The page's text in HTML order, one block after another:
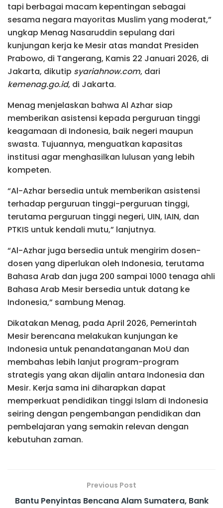
tapi berbagai macam kepentingan sebagai
sesama negara mayoritas Muslim yang moderat,”
ungkap Menag Nasaruddin sepulang dari
kunjungan kerja ke Mesir atas mandat Presiden
Prabowo, di Tangerang, Kamis 22 Januari 2026, di
Jakarta, dikutip syariahnow.com, dari
kemenag.go.id, di Jakarta.
Menag menjelaskan bahwa Al Azhar siap
memberikan asistensi kepada perguruan tinggi
keagamaan di Indonesia, baik negeri maupun
swasta. Tujuannya, menguatkan kapasitas
institusi agar menghasilkan lulusan yang lebih
kompeten.
“Al-Azhar bersedia untuk memberikan asistensi
terhadap perguruan tinggi-perguruan tinggi,
terutama perguruan tinggi negeri, UIN, IAIN, dan
PTKIS untuk kendali mutu,” lanjutnya.
“Al-Azhar juga bersedia untuk mengirim dosen-
dosen yang diperlukan oleh Indonesia, terutama
Bahasa Arab dan juga 200 sampai 1000 tenaga ahli
Bahasa Arab Mesir bersedia untuk datang ke
Indonesia,” sambung Menag.
Dikatakan Menag, pada April 2026, Pemerintah
Mesir berencana melakukan kunjungan ke
Indonesia untuk penandatanganan MoU dan
membahas lebih lanjut program-program
strategis yang akan dijalin antara Indonesia dan
Mesir. Kerja sama ini diharapkan dapat
memperkuat pendidikan tinggi Islam di Indonesia
seiring dengan pengembangan pendidikan dan
pembelajaran yang semakin relevan dengan
kebutuhan zaman.
Previous Post
Bantu Penyintas Bencana Alam Sumatera, Bank